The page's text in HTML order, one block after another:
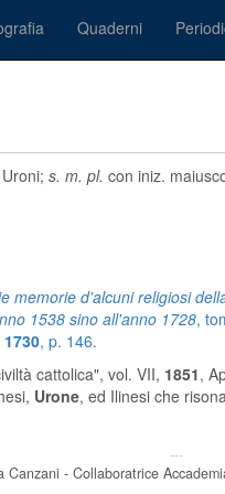
Quaderni
s. m. pl. con iniz.
memorie d'alcuni religiosi
1538 sino all'anno 1728,
1730, p. 146.
cattolica", vol. VII, 1851,
Urone, ed Ilinesi che
---
Canzani - Collaboratrice